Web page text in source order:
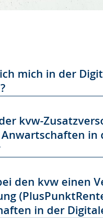
mich in der
kvw-
den kvw einen
in der